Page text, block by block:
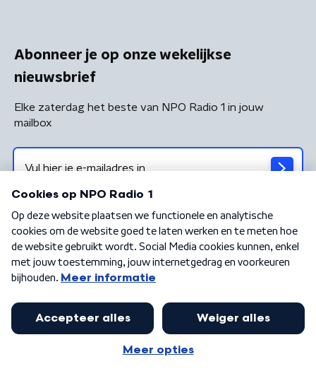
Abonneer je op onze wekelijkse
nieuwsbrief
Elke zaterdag het beste van NPO Radio 1 in jouw
mailbox
Algemene voorwaarden